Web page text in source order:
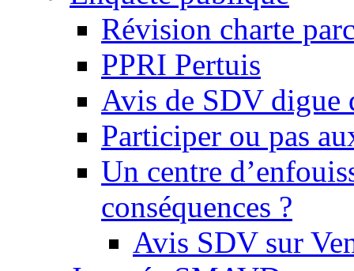
Révision charte
PPRI Pertuis
Avis de SDV digue
Participer ou pas
Un centre
conséquences ?
Avis SDV sur